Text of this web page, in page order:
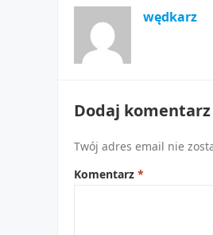
wędkarz
Dodaj komentarz
Twój adres email nie
Komentarz *